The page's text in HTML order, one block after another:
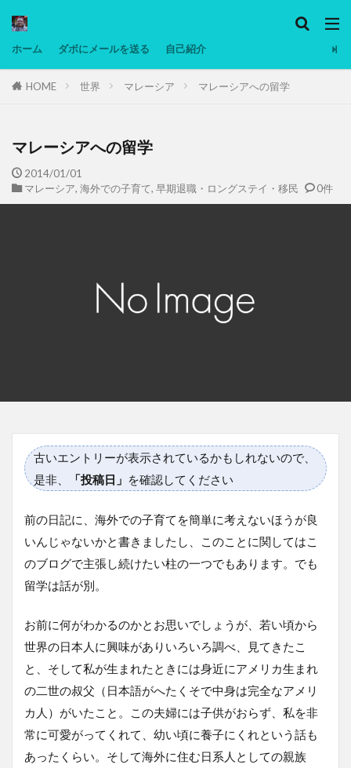
ホーム ダボにメールを送る 自己紹介
HOME 世界 マレーシア マレーシアへの留学
マレーシアへの留学
2014/01/01
マレーシア, 海外での子育て, 早期退職・ロングステイ・移民 0件
古いエントリーが表示されているかもしれないので、
是非、
「投稿日」 を確認してください
前の日記に、海外での子育てを簡単に考えないほうが良
いんじゃないかと書きましたし、このことに関してはこ
のブログで主張し続けたい柱の一つでもあります。でも
留学は話が別。
お前に何がわかるのかとお思いでしょうが、若い頃から
世界の日本人に興味がありいろいろ調べ、見てきたこ
と、そして私が生まれたときには身近にアメリカ生まれ
の二世の叔父（日本語がへたくそで中身は完全なアメリ
カ人）がいたこと。この夫婦には子供がおらず、私を非
常に可愛がってくれて、幼い頃に養子にくれという話も
あったくらい。そして海外に住む日系人としての親族
タグ
ヨーグルト
低温調理・スロークッカー
検索